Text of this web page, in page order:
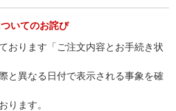
いてのお詫び
おります「ご注文内容とお手続き状
と異なる日付で表示される事象を確
ります。